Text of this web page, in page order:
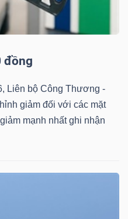
đồng
Liên bộ Công Thương -
giảm đối với các mặt
mạnh nhất ghi nhận